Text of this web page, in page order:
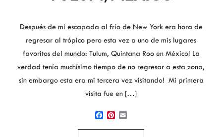
Después de mi escapada al frío de New York era hora de
regresar al trópico pero esta vez a uno de mis lugares
favoritos del mundo: Tulum, Quintana Roo en México! La
verdad tenía muchísimo tiempo de no regresar a esta zona,
sin embargo esta era mi tercera vez visitando! Mi primera
visita fue en […]